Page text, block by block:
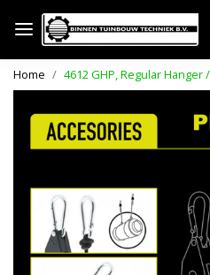
Home 4612 GHP, Regular